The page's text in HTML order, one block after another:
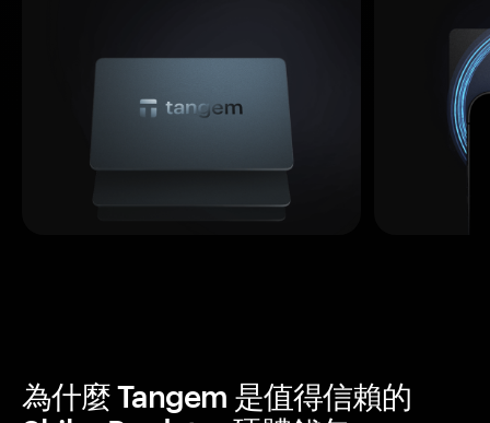
為什麼 Tangem 是值得信賴的